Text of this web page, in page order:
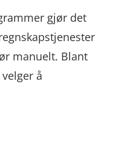
gjør det
manuelt. Blant
å